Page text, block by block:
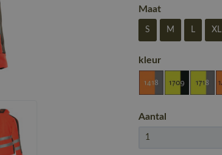
Maat
S M L XL
kleur
Aantal